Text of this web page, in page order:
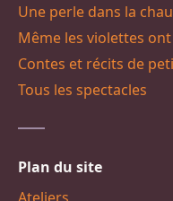
Une perle dans la
Même les violettes
Contes et récits de
Tous les spectacles
Plan du site